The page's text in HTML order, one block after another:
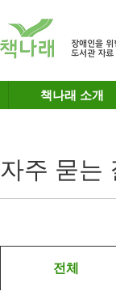
책나래 소개
자주 묻는
전체